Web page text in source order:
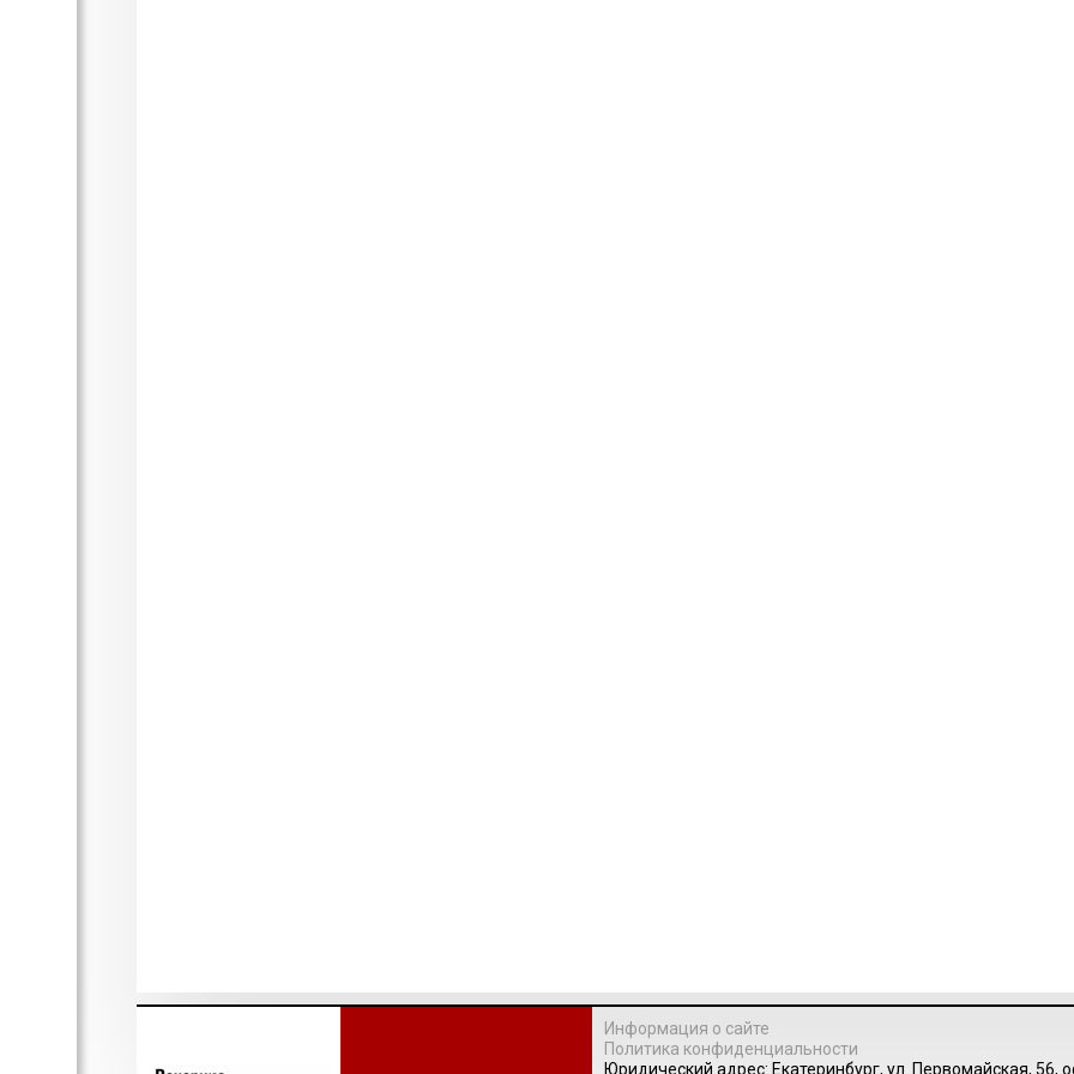
Информация о сайте
Политика конфиденциальности
Юридический адрес: Екатеринбург, ул. Первомайская, 56,